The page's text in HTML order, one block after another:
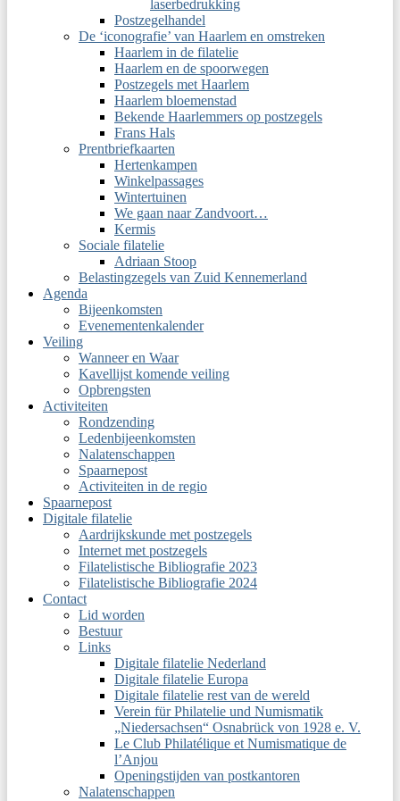
laserbedrukking
Postzegelhandel
De ‘iconografie’ van Haarlem en omstreken
Haarlem in de filatelie
Haarlem en de spoorwegen
Postzegels met Haarlem
Haarlem bloemenstad
Bekende Haarlemmers op postzegels
Frans Hals
Prentbriefkaarten
Hertenkampen
Winkelpassages
Wintertuinen
We gaan naar Zandvoort…
Kermis
Sociale filatelie
Adriaan Stoop
Belastingzegels van Zuid Kennemerland
Agenda
Bijeenkomsten
Evenementenkalender
Veiling
Wanneer en Waar
Kavellijst komende veiling
Opbrengsten
Activiteiten
Rondzending
Ledenbijeenkomsten
Nalatenschappen
Spaarnepost
Activiteiten in de regio
Spaarnepost
Digitale filatelie
Aardrijkskunde met postzegels
Internet met postzegels
Filatelistische Bibliografie 2023
Filatelistische Bibliografie 2024
Contact
Lid worden
Bestuur
Links
Digitale filatelie Nederland
Digitale filatelie Europa
Digitale filatelie rest van de wereld
Verein für Philatelie und Numismatik
„Niedersachsen“ Osnabrück von 1928 e. V.
Le Club Philatélique et Numismatique de
l’Anjou
Openingstijden van postkantoren
Nalatenschappen